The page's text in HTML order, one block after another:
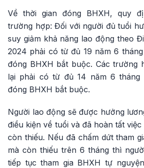
Về thời gian đóng BHXH, quy
trường hợp: Đối với người đủ tuổi
suy giảm khả năng lao động theo
2024 phải có từ đủ 19 năm 6
đóng BHXH bắt buộc. Các trường
lại phải có từ đủ 14 năm 6 tháng
đóng BHXH bắt buộc.
Người lao động sẽ được hưởng
điều kiện về tuổi và đã hoàn tất
còn thiếu. Nếu đã chấm dứt tham
mà còn thiếu trên 6 tháng thì
tiếp tục tham gia BHXH tự